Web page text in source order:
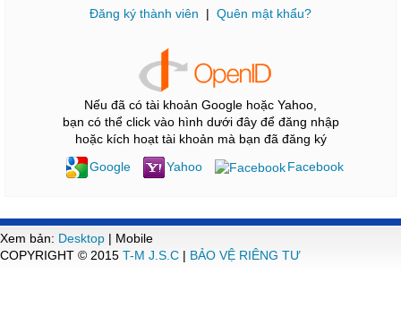
Đăng ký thành viên | Quên mật khẩu?
Nếu đã có tài khoản Google hoặc Yahoo,
bạn có thể click vào hình dưới đây để đăng nhập
hoặc kích hoạt tài khoản mà bạn đã đăng ký
Google
Yahoo Facebook
Xem bản: Desktop | Mobile
COPYRIGHT © 2015 T-M J.S.C | BẢO VỆ RIÊNG TƯ